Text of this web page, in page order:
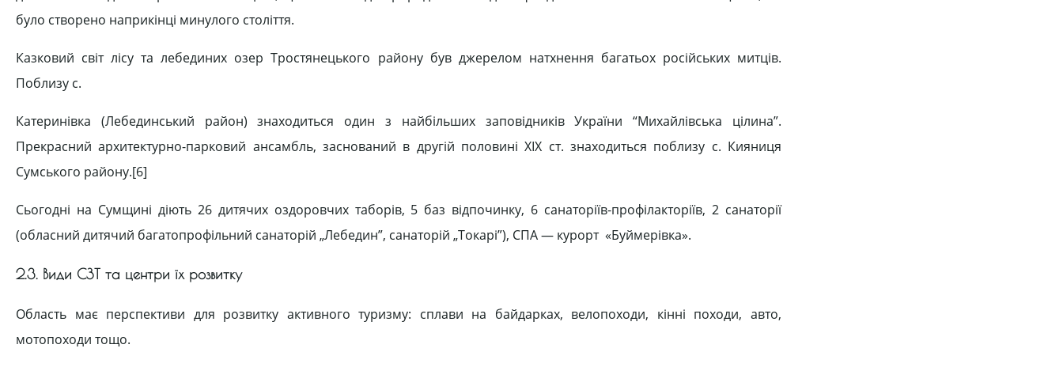
було створено наприкінці минулого століття.
Казковий світ лісу та лебединих озер Тростянецького району був джерелом натхнення багатьох російських митців.
Поблизу с.
Катеринівка (Лебединський район) знаходиться один з найбільших заповідників України “Михайлівська цілина”.
Прекрасний архитектурно-парковий ансамбль, заснований в другій половині ХІХ ст. знаходиться поблизу с. Кияниця
Сумського району.[6]
Сьогодні на Сумщині діють 26 дитячих оздоровчих таборів, 5 баз відпочинку, 6 санаторіїв-профілакторіїв, 2 санаторії
(обласний дитячий багатопрофільний санаторій „Лебедин”, санаторій „Токарі”), СПА — курорт «Буймерівка».
2.3. Види СЗТ та центри їх розвитку
Область має перспективи для розвитку активного туризму: сплави на байдарках, велопоходи, кінні походи, авто,
мотопоходи тощо.